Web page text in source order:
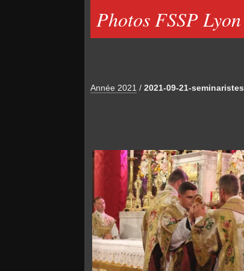
Photos FSSP Lyon
Année 2021 / 2021-09-21-seminaristes